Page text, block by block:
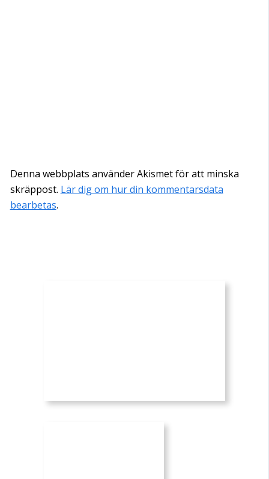
Denna webbplats använder Akismet för att minska
skräppost. Lär dig om hur din kommentarsdata
bearbetas.